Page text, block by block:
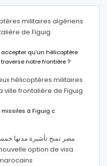
militaires algériens
de Figuig
qu’un hélicoptère
notre frontière ?
hélicoptères militaires
ville frontalière de Figuig
à Figuig c
مصر تمنح تأشيرة مدتها
option de visa